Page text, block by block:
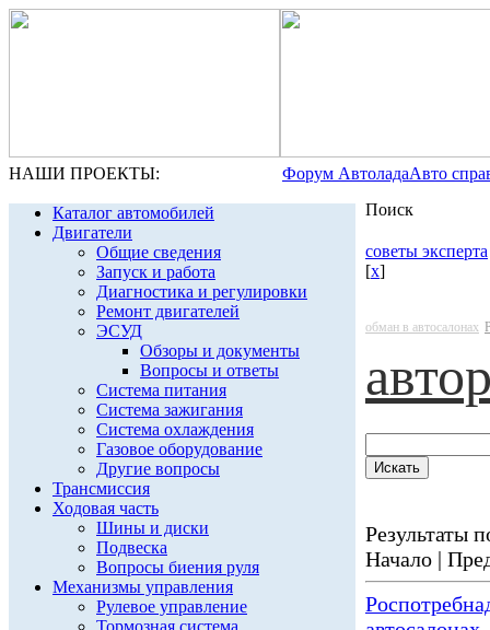
НАШИ ПРОЕКТЫ: Форум АвтоладаАвто
Каталог автомобилей
Двигатели
Общие сведения
Запуск и работа
Диагностика и регулировки
Ремонт двигателей
ЭСУД
Обзоры и документы
Вопросы и ответы
Система питания
Система зажигания
Система охлаждения
Газовое оборудование
Другие вопросы
Трансмиссия
Ходовая часть
Шины и диски
Подвеска
Вопросы биения руля
Механизмы управления
Рулевое управление
Тормозная система
Поиск
советы эксперта
[x]
обман в автосалонах
Результаты
Начало |